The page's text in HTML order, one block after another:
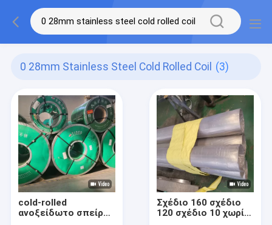
0 28mm Stainless Steel Cold Rolled Coil (3)
cold-rolled
ανοξείδωτο σπείρα
Σχέδιο 160 σχέδιο
120 σχέδιο 10 χωρίς